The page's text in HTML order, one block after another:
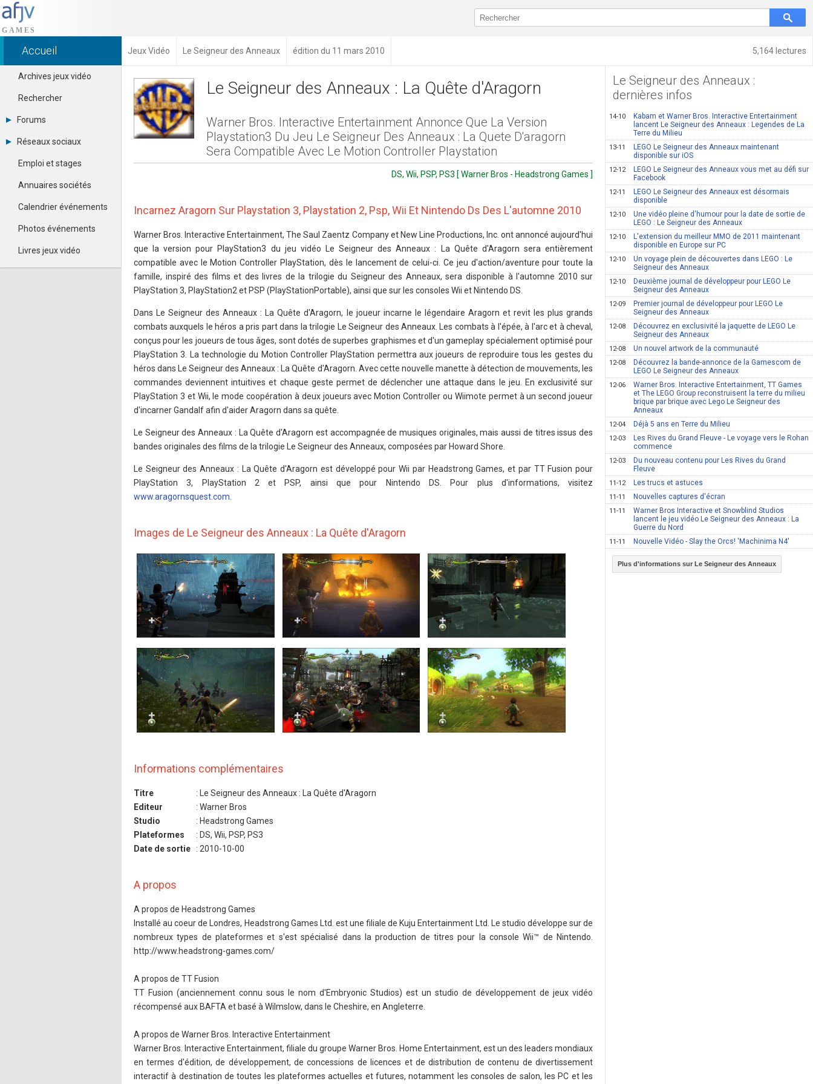
5,164 lectures
Accueil Jeux Vidéo Le Seigneur des Anneaux édition du 11 mars 2010
Archives jeux vidéo
Rechercher
Forums
Tous les forums
Se connecter
Contacter un modérateur
Réseaux sociaux
Dailymotion
Facebook
Google+
Pinterest
Youtube
Emploi et stages
Annuaires sociétés
Calendrier événements
Photos événements
Livres jeux vidéo
Le Seigneur des Anneaux : La Quête d'Aragorn
Warner Bros. Interactive Entertainment Annonce Que La Version
Playstation3 Du Jeu Le Seigneur Des Anneaux : La Quete D'aragorn
Sera Compatible Avec Le Motion Controller Playstation
DS, Wii, PSP, PS3 [ Warner Bros - Headstrong Games ]
Incarnez Aragorn Sur Playstation 3, Playstation 2, Psp, Wii Et Nintendo Ds Des L'automne 2010
Warner Bros. Interactive Entertainment, The Saul Zaentz Company et New Line Productions, Inc. ont annoncé aujourd'hui
que la version pour PlayStation3 du jeu vidéo Le Seigneur des Anneaux : La Quête d'Aragorn sera entièrement
compatible avec le Motion Controller PlayStation, dès le lancement de celui-ci. Ce jeu d'action/aventure pour toute la
famille, inspiré des films et des livres de la trilogie du Seigneur des Anneaux, sera disponible à l'automne 2010 sur
PlayStation 3, PlayStation2 et PSP (PlayStationPortable), ainsi que sur les consoles Wii et Nintendo DS.
Dans Le Seigneur des Anneaux : La Quête d'Aragorn, le joueur incarne le légendaire Aragorn et revit les plus grands
combats auxquels le héros a pris part dans la trilogie Le Seigneur des Anneaux. Les combats à l'épée, à l'arc et à cheval,
conçus pour les joueurs de tous âges, sont dotés de superbes graphismes et d'un gameplay spécialement optimisé pour
PlayStation 3. La technologie du Motion Controller PlayStation permettra aux joueurs de reproduire tous les gestes du
héros dans Le Seigneur des Anneaux : La Quête d'Aragorn. Avec cette nouvelle manette à détection de mouvements, les
commandes deviennent intuitives et chaque geste permet de déclencher une attaque dans le jeu. En exclusivité sur
PlayStation 3 et Wii, le mode coopération à deux joueurs avec Motion Controller ou Wiimote permet à un second joueur
d'incarner Gandalf afin d'aider Aragorn dans sa quête.
Le Seigneur des Anneaux : La Quête d'Aragorn est accompagnée de musiques originales, mais aussi de titres issus des
bandes originales des films de la trilogie Le Seigneur des Anneaux, composées par Howard Shore.
Le Seigneur des Anneaux : La Quête d'Aragorn est développé pour Wii par Headstrong Games, et par TT Fusion pour
PlayStation 3, PlayStation 2 et PSP, ainsi que pour Nintendo DS. Pour plus d'informations, visitez
www.aragornsquest.com
Images de Le Seigneur des Anneaux : La Quête d'Aragorn
Informations complémentaires
Titre
: Le Seigneur des Anneaux : La Quête d'Aragorn
Editeur
: Warner Bros
Studio
: Headstrong Games
Plateformes
: DS, Wii, PSP, PS3
Date de sortie
: 2010-10-00
A propos
A propos de Headstrong Games
Installé au coeur de Londres, Headstrong Games Ltd. est une filiale de Kuju Entertainment Ltd. Le studio développe sur de
nombreux types de plateformes et s'est spécialisé dans la production de titres pour la console Wii™ de Nintendo.
http://www.headstrong-games.com/
A propos de TT Fusion
TT Fusion (anciennement connu sous le nom d'Embryonic Studios) est un studio de développement de jeux vidéo
récompensé aux BAFTA et basé à Wilmslow, dans le Cheshire, en Angleterre.
A propos de Warner Bros. Interactive Entertainment
Warner Bros. Interactive Entertainment, filiale du groupe Warner Bros. Home Entertainment, est un des leaders mondiaux
en termes d'édition, de développement, de concessions de licences et de distribution de contenu de divertissement
interactif à destination de toutes les plateformes actuelles et futures, notamment les consoles de salon, les PC et les
Le Seigneur des Anneaux :
dernières infos
14-10
Kabam et Warner Bros. Interactive Entertainment
lancent Le Seigneur des Anneaux : Legendes de La
Terre du Milieu
13-11
LEGO Le Seigneur des Anneaux maintenant
disponible sur iOS
12-12
LEGO Le Seigneur des Anneaux vous met au défi sur
Facebook
12-11
LEGO Le Seigneur des Anneaux est désormais
disponible
12-10
Une vidéo pleine d'humour pour la date de sortie de
LEGO : Le Seigneur des Anneaux
12-10
L'extension du meilleur MMO de 2011 maintenant
disponible en Europe sur PC
12-10
Un voyage plein de découvertes dans LEGO : Le
Seigneur des Anneaux
12-10
Deuxième journal de développeur pour LEGO Le
Seigneur des Anneaux
12-09
Premier journal de développeur pour LEGO Le
Seigneur des Anneaux
12-08
Découvrez en exclusivité la jaquette de LEGO Le
Seigneur des Anneaux
12-08 Un nouvel artwork de la communauté
12-08
Découvrez la bande-annonce de la Gamescom de
LEGO Le Seigneur des Anneaux
12-06
Warner Bros. Interactive Entertainment, TT Games
et The LEGO Group reconstruisent la terre du milieu
brique par brique avec Lego Le Seigneur des
Anneaux
12-04 Déjà 5 ans en Terre du Milieu
12-03
Les Rives du Grand Fleuve - Le voyage vers le Rohan
commence
12-03
Du nouveau contenu pour Les Rives du Grand
Fleuve
11-12 Les trucs et astuces
11-11 Nouvelles captures d'écran
11-11
Warner Bros Interactive et Snowblind Studios
lancent le jeu vidéo Le Seigneur des Anneaux : La
Guerre du Nord
11-11 Nouvelle Vidéo - Slay the Orcs! 'Machinima N4'
Plus d'informations sur Le Seigneur des Anneaux